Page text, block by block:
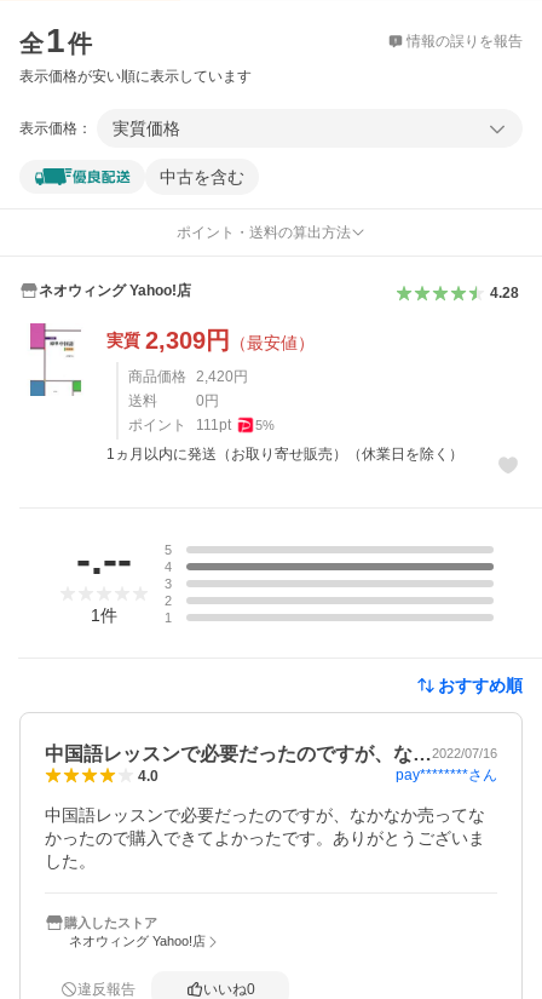
全1件 情報の誤りを報告
表示価格が安い順に表示しています
表示価格： 実質価格
中古を含む
ポイント・送料の算出方法
ネオウィング Yahoo!店 4.28
実質 2,309円 （最安値）
商品価格 2,420 円
送料
0 円
ポイント
111pt 5%
1ヵ月以内に発送（お取り寄せ販売）（休業日を除く）
-.--
1件
5
4
3
2
1
おすすめ順
中国語レッスンで必要だったのですが、な…2022/07/16
4.0 pay********さん
中国語レッスンで必要だったのですが、なかなか売ってな
かったので購入できてよかったです。ありがとうございま
した。
購入したストア
ネオウィング Yahoo!店
違反報告 いいね0